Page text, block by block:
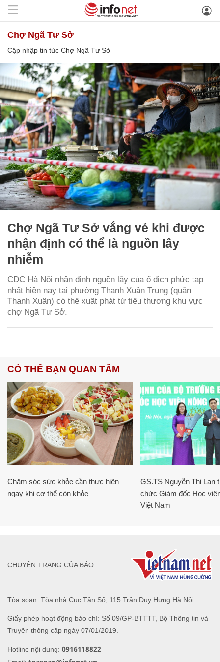
Chợ Ngã Tư Sở
Cập nhập tin tức Chợ Ngã Tư Sở
Chợ Ngã Tư Sở vắng vẻ khi được
nhận định có thể là nguồn lây
nhiễm
CDC Hà Nội nhận định nguồn lây của ổ dịch phức tạp
nhất hiện nay tại phường Thanh Xuân Trung (quận
Thanh Xuân) có thể xuất phát từ tiểu thương khu vực
chợ Ngã Tư Sở.
CÓ THỂ BẠN QUAN TÂM
Chăm sóc sức khỏe cần thực hiện
ngay khi cơ thể còn khỏe
GS.TS Nguyễn Thị Lan
chức Giám đốc Học
Việt Nam
Tòa soạn: Tòa nhà Cục Tần Số, 115 Trần Duy Hưng Hà Nội
Giấy phép hoạt động báo chí: Số 09/GP-BTTTT, Bộ Thông tin và
Truyền thông cấp ngày 07/01/2019.
Hotline nội dung: 0916118822
CHUYÊN TRANG CỦA BÁO